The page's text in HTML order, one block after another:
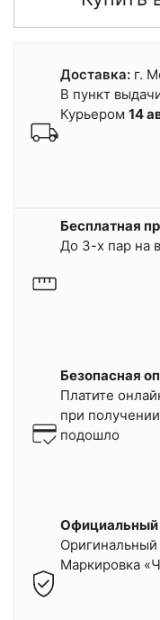
Доставка: г.
В пункт
Курьером 14
Бесплатная
До 3-х пар на
Безопасная
Платите
при
подошло
Официальный
Оригинальный
Маркировка